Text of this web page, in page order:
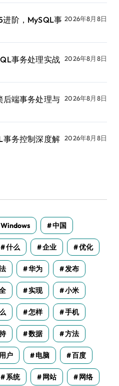
阶，MySQL事 2026年8月8日
事务处理实战 2026年8月8日
后端事务处理与 2026年8月8日
事务控制深度解 2026年8月8日
Windows 中国
什么 企业 优化
华为 发布
实现 小米
怎样 手机
数据 方法
用户 电脑 百度
系统 网站 网络